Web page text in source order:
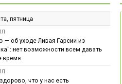
пятница
— об уходе Ливая Гарсии из
нет возможности всем давать
время
что у нас есть